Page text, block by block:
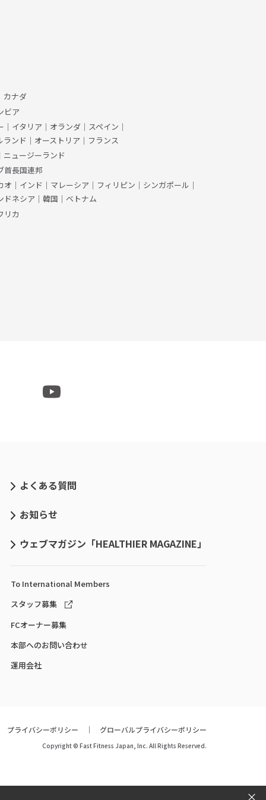
カナダ
ビア
｜ イタリア ｜ オランダ ｜ スペイン ｜
ランド ｜ オーストリア ｜ フランス
ニュージーランド
首長国連邦
オ ｜ インド ｜ マレーシア ｜ フィリピン ｜ シンガポール ｜
ドネシア ｜ 韓国 ｜ ベトナム
リカ
よくある質問
お知らせ
ウェブマガジン「HEALTHIER MAGAZINE」
To International Members
スタッフ募集
FCオーナー募集
本部へのお問い合わせ
運用会社
プライバシーポリシー グローバルプライバシーポリシー
Copyright © Fast Fitness Japan, Inc. All Rights Reserved.